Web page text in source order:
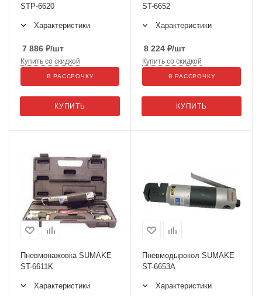
STP-6620
Характеристики
7 886 ₽/шт
КУПИТЬ
Купить со скидкой
В РАССРОЧКУ
ST-6652
Характеристики
8 224 ₽/шт
КУПИТЬ
Купить со скидкой
В РАССРОЧКУ
Пневмонажовка SUMAKE
ST-6611K
Характеристики
Пневмодырокол SUMAKE
ST-6653A
Характеристики